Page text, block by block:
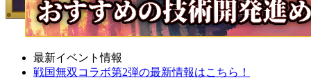
最新イベント情報
戦国無双コラボ第2弾の最新情報はこちら！